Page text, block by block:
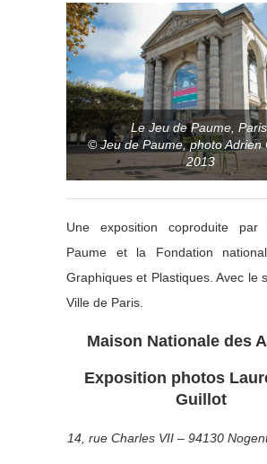
Le Jeu de Paume,
© Jeu de Paume, photo Adrien
2013
Une exposition coproduite
Paume et la Fondation
Graphiqueset Plastiques. Avec le
Ville de Paris.
Maison Nationale des
Exposition photos
Guillot
14, rue Charles VII – 94130